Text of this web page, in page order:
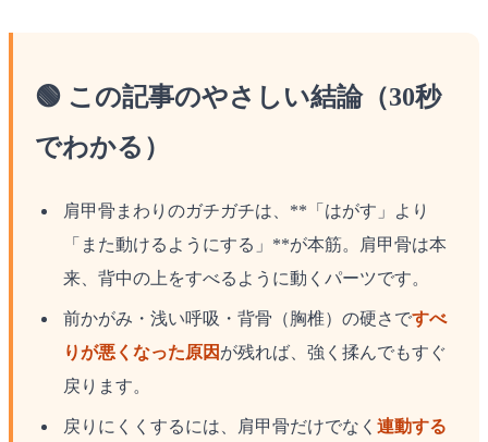
🟢 この記事のやさしい結論（30秒
でわかる）
肩甲骨まわりのガチガチは、**「はがす」より
「また動けるようにする」**が本筋。肩甲骨は本
来、背中の上をすべるように動くパーツです。
前かがみ・浅い呼吸・背骨（胸椎）の硬さですべ
りが悪くなった原因 が残れば、強く揉んでもすぐ
戻ります。
戻りにくくするには、肩甲骨だけでなく 連動する